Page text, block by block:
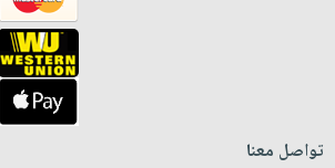
تواصل معنا